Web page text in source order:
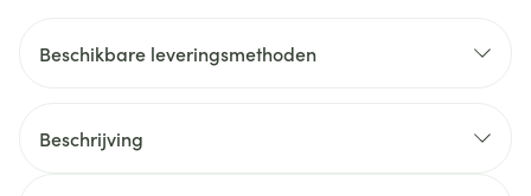
Beschikbare leveringsmethoden
Beschrijving